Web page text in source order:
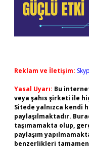
Reklam ve İletişim:
Yasal Uyarı: Bu
veya şahıs şirketi ile
Sitede yalnızca kendi
paylaşılmaktadır.
taşımamakta olup,
paylaşım
benzerlikleri